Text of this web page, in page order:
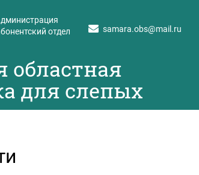
отдел samara.obs@mail.ru
областная
для слепых